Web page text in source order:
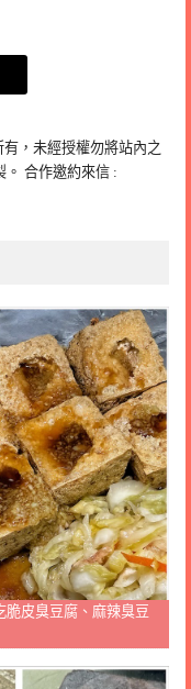
，未經授權勿將站內之
。 合作邀約來信 :
脆皮臭豆腐、麻辣臭豆